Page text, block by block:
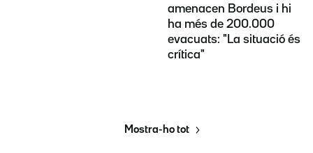
amenacen Bordeus i hi
ha més de 200.000
evacuats: "La situació és
crítica"
Mostra-ho tot